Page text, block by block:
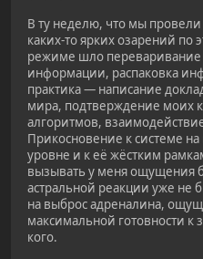
В ту неделю, что мы
каких-то ярких озарений по
режиме шло переваривание
информации, распаковка
практика — написание
мира, подтверждение моих
алгоритмов,
Прикосновение к системе
уровне и к её жёстким
вызывать у меня ощущения
астральной реакции уже не
на выброс адреналина,
максимальной готовности к
кого.